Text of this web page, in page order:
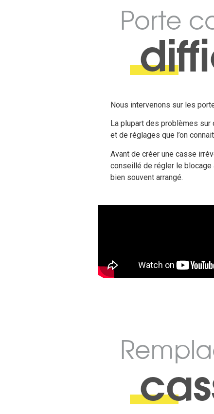
Porte
Nous intervenons sur les
La plupart des problèmes
et de réglages que l’on
Avant de créer une casse
conseillé de régler le blocage
bien souvent arrangé.